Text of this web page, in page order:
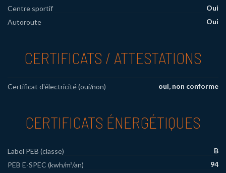
Centre sportif
Oui
Autoroute
Oui
CERTIFICATS / ATTESTATIONS
Certificat d'électricité (oui/non) oui, non conforme
CERTIFICATS ÉNERGÉTIQUES
Label PEB (classe)
B
PEB E-SPEC (kwh/m²/an)
94